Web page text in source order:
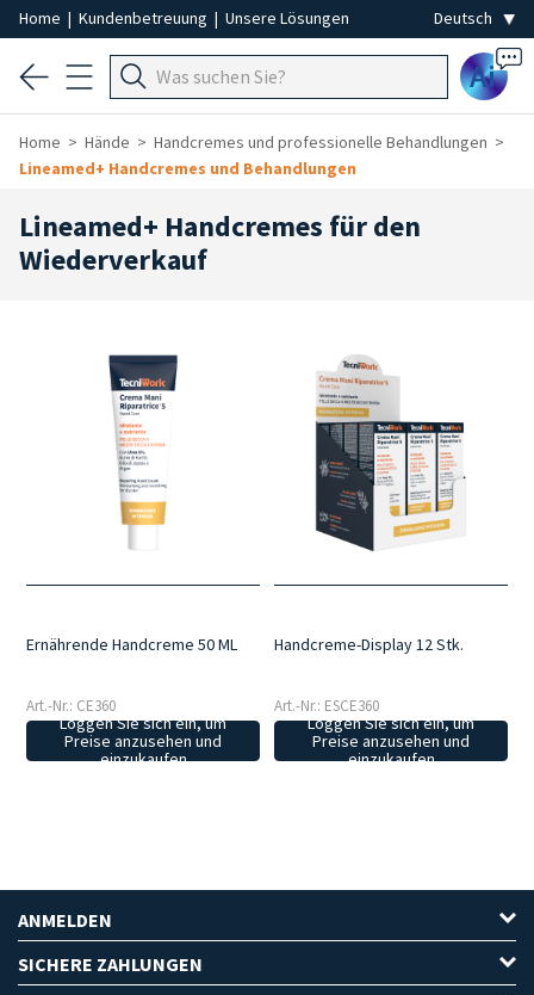
Home | Kundenbetreuung | Unsere Lösungen
Ai
Home Hände
Handcremes und professionelle Behandlungen
Lineamed+ Handcremes und Behandlungen
Lineamed+ Handcremes für den
Wiederverkauf
Ernährende Handcreme 50 ML
Art.-Nr.: CE360
Loggen Sie sich ein, um
Preise anzusehen und
einzukaufen
Handcreme-Display 12 Stk.
Art.-Nr.: ESCE360
Loggen Sie sich ein, um
Preise anzusehen und
einzukaufen
ANMELDEN
SICHERE ZAHLUNGEN